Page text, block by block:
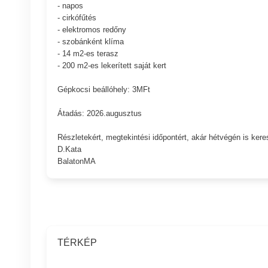
- napos
- cirkófűtés
- elektromos redőny
- szobánként klíma
- 14 m2-es terasz
- 200 m2-es lekerített saját kert
Gépkocsi beállóhely: 3MFt
Átadás: 2026.augusztus
Részletekért, megtekintési időpontért, akár hétvégén is
D.Kata
BalatonMA
TÉRKÉP